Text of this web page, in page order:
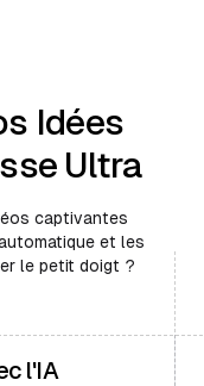
Idées
Ultra
captivantes
et les
le petit doigt ?
l'IA